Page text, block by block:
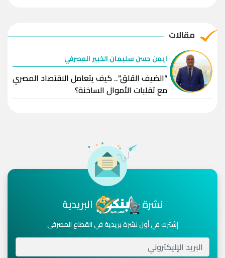
مقالات
ايمن حسن سليمان الخبير المصرفي
“الضيف القلق”.. كيف يتعامل الاقتصاد المصري
مع تقلبات الأموال الساخنة؟
نشرة البريدية
إشترك في أول نشرة بريدية في القطاع المصرفي